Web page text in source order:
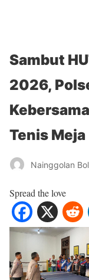
Sambut
2026,
Tenis Meja
Nainggolan
Spread the love